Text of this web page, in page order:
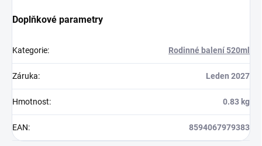
Doplňkové parametry
Kategorie: Rodinné balení 520ml
Záruka: Leden 2027
Hmotnost: 0.83 kg
EAN: 8594067979383